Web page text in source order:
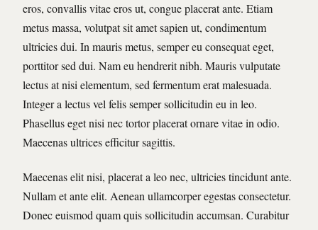
eros, convallis vitae eros ut, congue placerat ante. Etiam
metus massa, volutpat sit amet sapien ut, condimentum
ultricies dui. In mauris metus, semper eu consequat eget,
porttitor sed dui. Nam eu hendrerit nibh. Mauris vulputate
lectus at nisi elementum, sed fermentum erat malesuada.
Integer a lectus vel felis semper sollicitudin eu in leo.
Phasellus eget nisi nec tortor placerat ornare vitae in odio.
Maecenas ultrices efficitur sagittis.
Maecenas elit nisi, placerat a leo nec, ultricies tincidunt ante.
Nullam et ante elit. Aenean ullamcorper egestas consectetur.
Donec euismod quam quis sollicitudin accumsan. Curabitur